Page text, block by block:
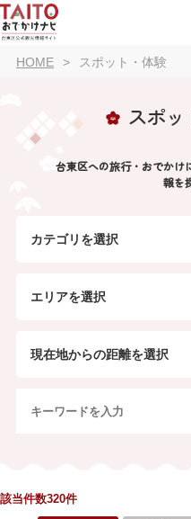
HOME スポット・体験
スポ
台東区への旅行・おでかけ
報を
カテゴリを選択
エリアを選択
現在地からの距離を選択
該当件数320件